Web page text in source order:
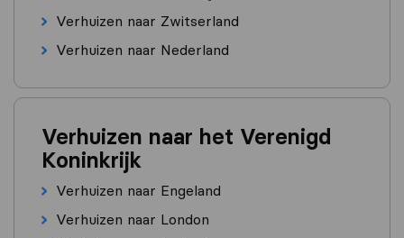
Verhuizen naar Zwitserland
Verhuizen naar Nederland
Verhuizen naar het Verenigd
Koninkrijk
Verhuizen naar Engeland
Verhuizen naar London